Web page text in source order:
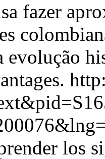
fazer
evolução
los